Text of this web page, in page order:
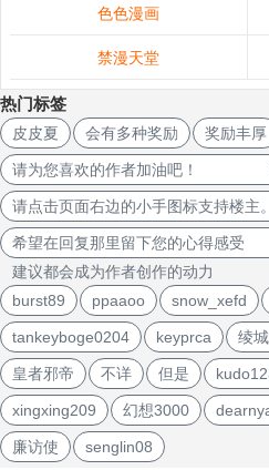
色色漫画
禁漫天堂
热门标签
皮皮夏 会有多种奖励 奖励丰厚
请为您喜欢的作者加油吧！
请点击页面右边的小手图标支
希望在回复那里留下您的心得
建议都会成为作者创作的动力
burst89
ppaaoo snow_xefd
tankeyboge0204 keyprca 绫
皇者邪帝 不详 但是
xingxing209 幻想3000
廉访使 senglin08